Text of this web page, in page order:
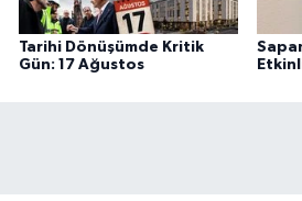
Tarihi Dönüşümde Kritik
Gün: 17 Ağustos